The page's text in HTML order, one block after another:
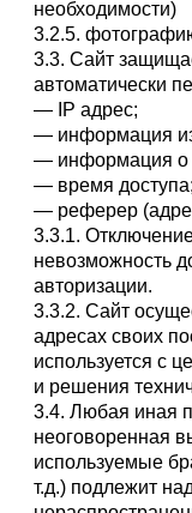
необходимости)
3.2.5.
3.3. Сайт
автоматически
— IP адрес;
— информация
— информация о
— время доступа;
— реферер
3.3.1.
невозможность
авторизации.
3.3.2. Сайт
адресах своих
используется с
и решения
3.4. Любая иная
неоговоренная
используемые
т.д.) подлежит